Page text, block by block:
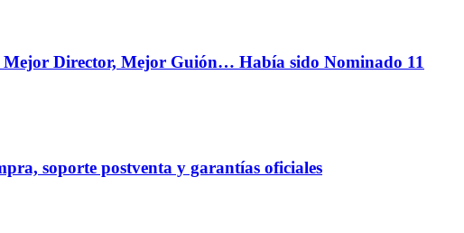
Director, Mejor Guión… Había sido Nominado 11
soporte postventa y garantías oficiales